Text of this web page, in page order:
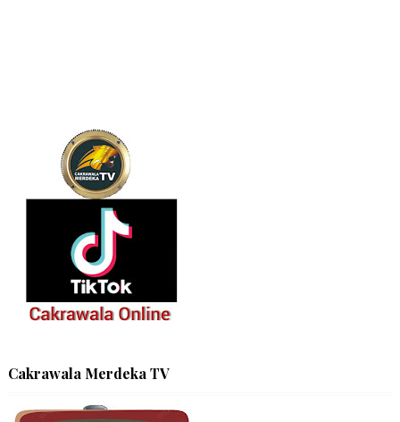
Cakrawala Merdeka TV